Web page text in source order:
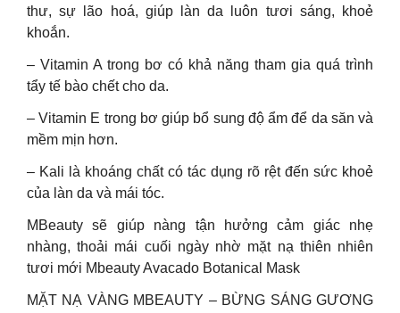
thư, sự lão hoá, giúp làn da luôn tươi sáng, khoẻ
khoắn.
– Vitamin A trong bơ có khả năng tham gia quá trình
tẩy tế bào chết cho da.
– Vitamin E trong bơ giúp bổ sung độ ẩm để da săn và
mềm mịn hơn.
– Kali là khoáng chất có tác dụng rõ rệt đến sức khoẻ
của làn da và mái tóc.
MBeauty sẽ giúp nàng tận hưởng cảm giác nhẹ
nhàng, thoải mái cuối ngày nhờ mặt nạ thiên nhiên
tươi mới Mbeauty Avacado Botanical Mask
MẶT NẠ VÀNG MBEAUTY – BỪNG SÁNG GƯƠNG